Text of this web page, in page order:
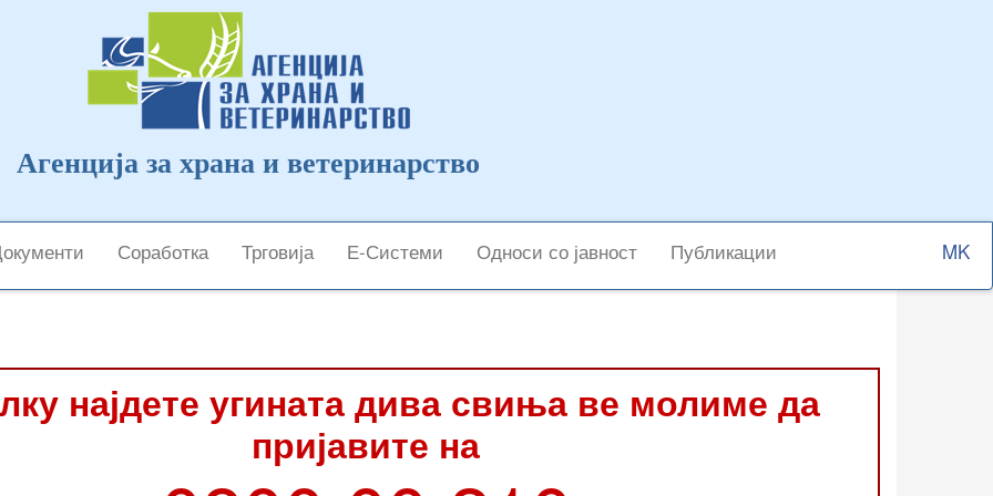
Агенција за храна и ветеринарство
Соработка Трговија Е-Системи Односи со јавност Публикации
Select
your
најдете угината дива свиња ве молиме да
пријавите на